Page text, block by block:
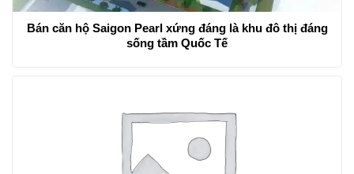
Bán căn hộ Saigon Pearl xứng đáng là khu đô thị đáng
sống tầm Quốc Tế